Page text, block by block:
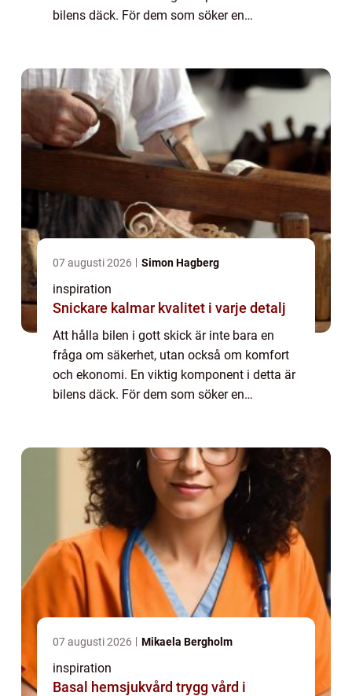
bilens däck. För dem som söker en
07 augusti 2026 Simon Hagberg
inspiration
Snickare kalmar kvalitet i varje detalj
Att hålla bilen i gott skick är inte bara en
fråga om säkerhet, utan också om komfort
och ekonomi. En viktig komponent i detta är
bilens däck. För dem som söker en
07 augusti 2026 Mikaela Bergholm
inspiration
Basal hemsjukvård trygg vård i